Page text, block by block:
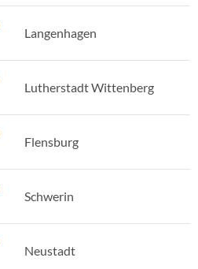
Langenhagen
Lutherstadt Wittenberg
Flensburg
Schwerin
Neustadt